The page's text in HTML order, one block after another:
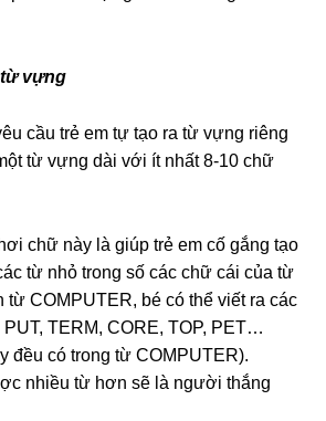
vựng
cầu trẻ em tự tạo ra từ vựng riêng
từ vựng dài với ít nhất 8-10 chữ
chữ này là giúp trẻ em cố gắng tạo
từ nhỏ trong số các chữ cái của từ
từ COMPUTER, bé có thể viết ra các
TERM, CORE, TOP, PET…
đều có trong từ COMPUTER).
nhiều từ hơn sẽ là người thắng